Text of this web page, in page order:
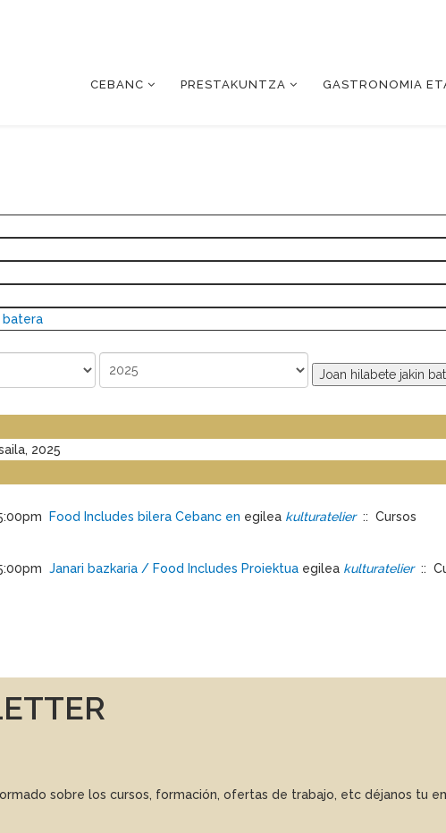
CEBANC PRESTAKUNTZA GASTRONOMIA
batera
Joan hilabete jakin
2025
Food Includes bilera Cebanc en egilea kulturatelier:: Cursos
Janari bazkaria / Food Includes Proiektua egilea kulturatelier::
sobre los cursos, formación, ofertas de trabajo, etc déjanos tu